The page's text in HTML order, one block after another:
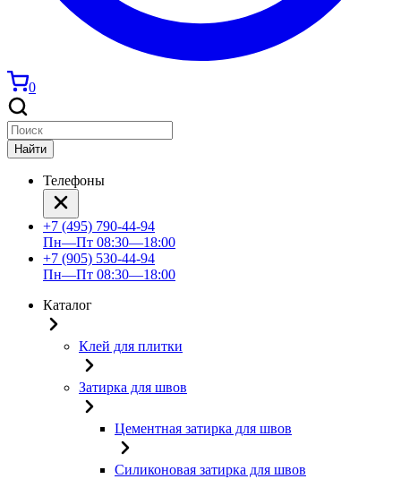
0
Найти
Телефоны
+7 (495) 790-44-94
Пн—Пт 08:30—18:00
+7 (905) 530-44-94
Пн—Пт 08:30—18:00
Каталог
Клей для плитки
Затирка для швов
Цементная затирка для швов
Силиконовая затирка для швов